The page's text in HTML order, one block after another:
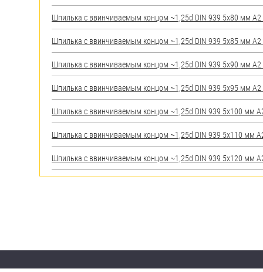
Шпилька c ввинчиваемым концом ~1,25d DIN 939 5х80 мм А2
Шпилька c ввинчиваемым концом ~1,25d DIN 939 5х85 мм А2
Шпилька c ввинчиваемым концом ~1,25d DIN 939 5х90 мм А2
Шпилька c ввинчиваемым концом ~1,25d DIN 939 5х95 мм А2
Шпилька c ввинчиваемым концом ~1,25d DIN 939 5х100 мм
Шпилька c ввинчиваемым концом ~1,25d DIN 939 5х110 мм
Шпилька c ввинчиваемым концом ~1,25d DIN 939 5х120 мм